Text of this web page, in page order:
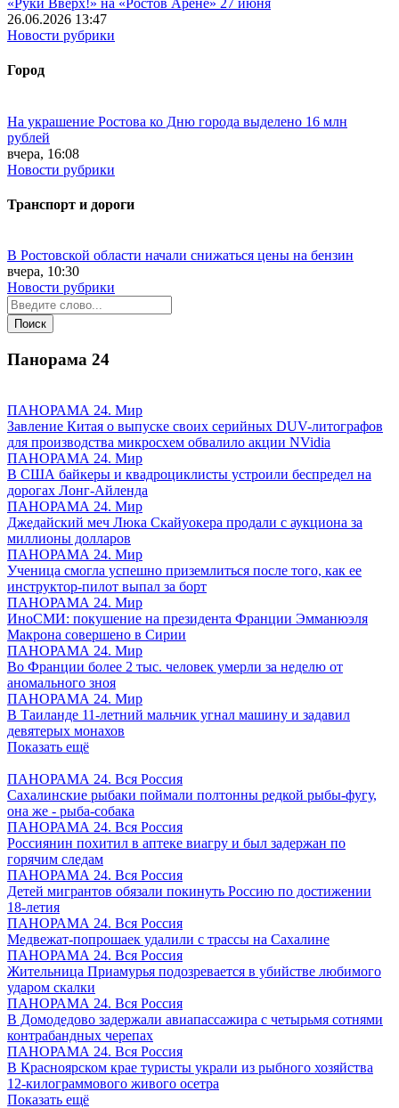
«Руки Вверх!» на «Ростов Арене» 27 июня
26.06.2026 13:47
Новости рубрики
Город
На украшение Ростова ко Дню города выделено 16 млн
рублей
вчера, 16:08
Новости рубрики
Транспорт и дороги
В Ростовской области начали снижаться цены на бензин
вчера, 10:30
Новости рубрики
Панорама 24
ПАНОРАМА 24. Мир
Завление Китая о выпуске своих серийных DUV-литографов
для производства микросхем обвалило акции NVidia
ПАНОРАМА 24. Мир
В США байкеры и квадроциклисты устроили беспредел на
дорогах Лонг-Айленда
ПАНОРАМА 24. Мир
Джедайский меч Люка Скайуокера продали с аукциона за
миллионы долларов
ПАНОРАМА 24. Мир
Ученица смогла успешно приземлиться после того, как ее
инструктор-пилот выпал за борт
ПАНОРАМА 24. Мир
ИноСМИ: покушение на президента Франции Эмманюэля
Макрона совершено в Сирии
ПАНОРАМА 24. Мир
Во Франции более 2 тыс. человек умерли за неделю от
аномального зноя
ПАНОРАМА 24. Мир
В Таиланде 11-летний мальчик угнал машину и задавил
девятерых монахов
Показать ещё
ПАНОРАМА 24. Вся Россия
Сахалинские рыбаки поймали полтонны редкой рыбы-фугу,
она же - рыба-собака
ПАНОРАМА 24. Вся Россия
Россиянин похитил в аптеке виагру и был задержан по
горячим следам
ПАНОРАМА 24. Вся Россия
Детей мигрантов обязали покинуть Россию по достижении
18-летия
ПАНОРАМА 24. Вся Россия
Медвежат-попрошаек удалили с трассы на Сахалине
ПАНОРАМА 24. Вся Россия
Жительница Приамурья подозревается в убийстве любимого
ударом скалки
ПАНОРАМА 24. Вся Россия
В Домодедово задержали авиапассажира с четырьмя сотнями
контрабандных черепах
ПАНОРАМА 24. Вся Россия
В Красноярском крае туристы украли из рыбного хозяйства
12-килограммового живого осетра
Показать ещё